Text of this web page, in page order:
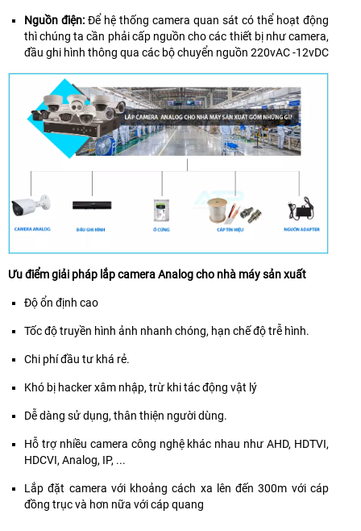
Nguồn điện: Để hệ thống camera quan sát có thể hoạt động
thì chúng ta cần phải cấp nguồn cho các thiết bị như camera,
đầu ghi hình thông qua các bộ chuyển nguồn 220vAC -12vDC
Ưu điểm giải pháp lắp camera Analog cho nhà máy sản xuất
Độ ổn định cao
Tốc độ truyền hình ảnh nhanh chóng, hạn chế độ trễ hình.
Chi phí đầu tư khá rẻ.
Khó bị hacker xâm nhập, trừ khi tác động vật lý
Dễ dàng sử dụng, thân thiện người dùng.
Hỗ trợ nhiều camera công nghệ khác nhau như AHD, HDTVI,
HDCVI, Analog, IP, ...
Lắp đặt camera với khoảng cách xa lên đến 300m với cáp
đồng trục và hơn nữa với cáp quang